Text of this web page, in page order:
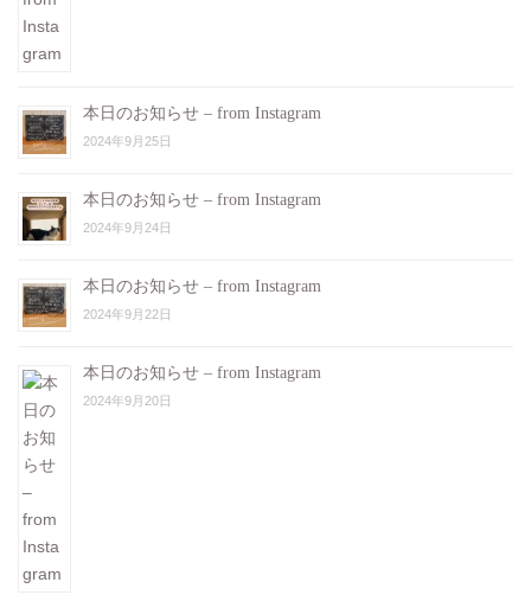
本日のお知らせ – from Instagram
2024年9月25日
本日のお知らせ – from Instagram
2024年9月24日
本日のお知らせ – from Instagram
2024年9月22日
本日のお知らせ – from Instagram
2024年9月20日